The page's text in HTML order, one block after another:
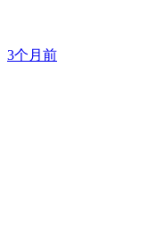
3个月前